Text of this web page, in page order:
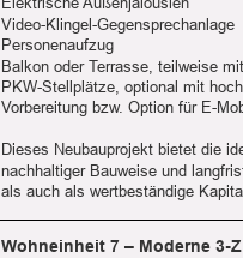
Video-Klingel-Gegensprechanlage
Personenaufzug
Balkon oder Terrasse, teilweise
PKW-Stellplätze, optional mit
Vorbereitung bzw. Option für E-
Dieses Neubauprojekt bietet die
nachhaltiger Bauweise und
als auch als wertbeständige
Wohneinheit 7 – Moderne 3-